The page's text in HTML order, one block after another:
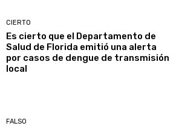
CIERTO
Es cierto que el Departamento de
Salud de Florida emitió una alerta
por casos de dengue de transmisión
local
FALSO